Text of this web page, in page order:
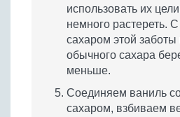
использовать их
немного растереть.
сахаром этой заботы
обычного сахара
меньше.
Соединяем ваниль
сахаром, взбиваем